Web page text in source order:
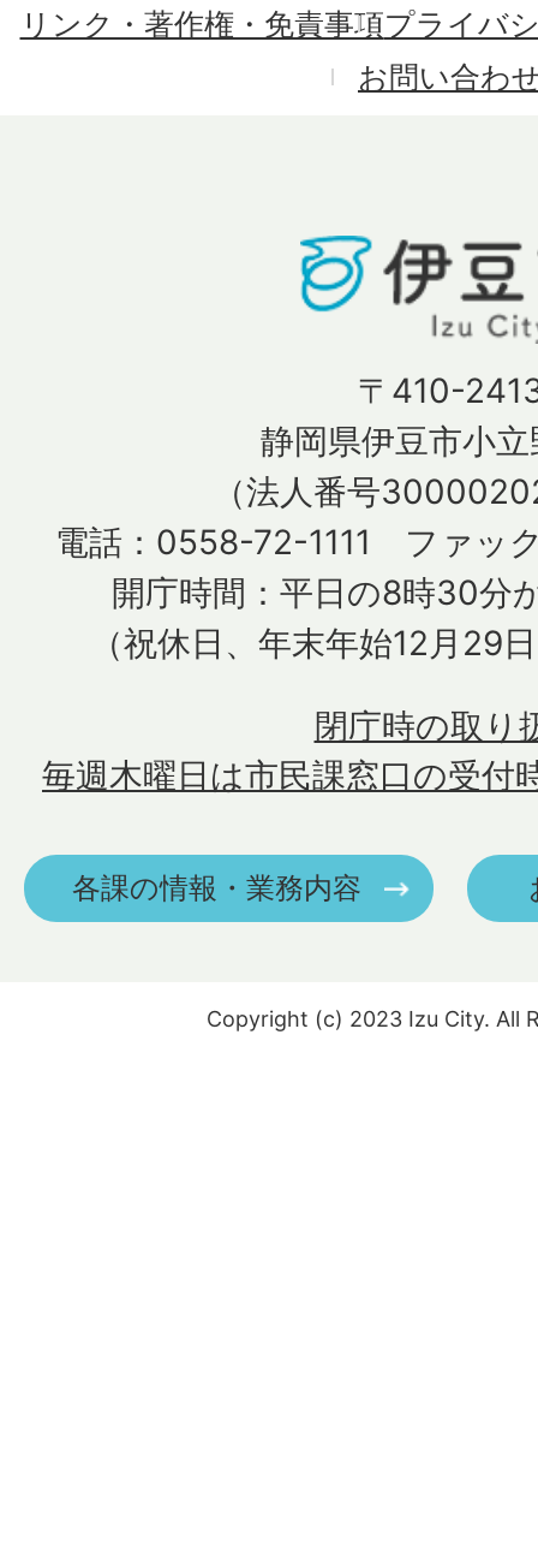
リンク・著作権・免責事項プライバ
お問い合わ
〒410-
静岡県伊豆市小
（法人番号
電話：0558-72-1111 ファッ
開庁時間：平日の8時30分
（祝休日、年末年始12月29
毎週木曜日は市民課窓口の受付
閉庁時の取り
各課の情報・業務内容
Copyright (c) 2023 Izu City. All